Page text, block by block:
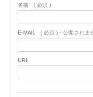
名前 ( 必須 )
E-MAIL ( 必須 ) - 公開されま
URL